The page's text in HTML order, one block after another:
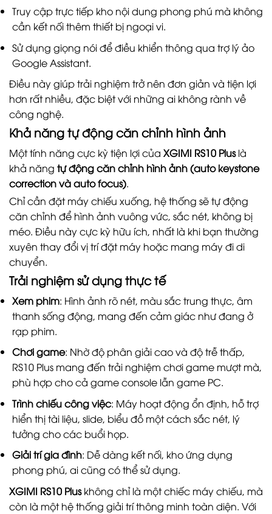
Truy cập trực tiếp kho nội dung phong phú mà không
cần kết nối thêm thiết bị ngoại vi.
Sử dụng giọng nói để điều khiển thông qua trợ lý ảo
Google Assistant.
Điều này giúp trải nghiệm trở nên đơn giản và tiện lợi
hơn rất nhiều, đặc biệt với những ai không rành về
công nghệ.
Khả năng tự động căn chỉnh hình ảnh
Một tính năng cực kỳ tiện lợi của XGIMI RS10 Pluslà
khả năng tự động căn chỉnh hình ảnh (auto keystone
correction và auto focus).
Chỉ cần đặt máy chiếu xuống, hệ thống sẽ tự động
căn chỉnh để hình ảnh vuông vức, sắc nét, không bị
méo. Điều này cực kỳ hữu ích, nhất là khi bạn thường
xuyên thay đổi vị trí đặt máy hoặc mang máy đi di
chuyển.
Trải nghiệm sử dụng thực tế
Xem phim: Hình ảnh rõ nét, màu sắc trung thực, âm
thanh sống động, mang đến cảm giác như đang ở
rạp phim.
Chơi game: Nhờ độ phân giải cao và độ trễ thấp,
RS10 Plus mang đến trải nghiệm chơi game mượt mà,
phù hợp cho cả game console lẫn game PC.
Trình chiếu công việc: Máy hoạt động ổn định, hỗ trợ
hiển thị tài liệu, slide, biểu đồ một cách sắc nét, lý
tưởng cho các buổi họp.
Giải trí gia đình: Dễ dàng kết nối, kho ứng dụng
phong phú, ai cũng có thể sử dụng.
XGIMI RS10 Pluskhông chỉ là một chiếc máy chiếu, mà
còn là một hệ thống giải trí thông minh toàn diện. Với